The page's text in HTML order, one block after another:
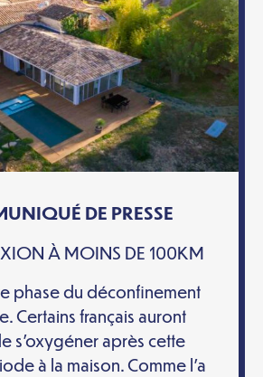
DE PRESSE
À MOINS DE 100KM
phase du déconfinement
Certains français auront
s’oxygéner après cette
à la maison. Comme l’a